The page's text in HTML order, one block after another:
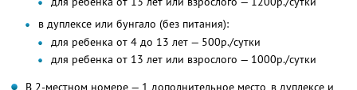
в дуплексе или бунгало (без питания):
для ребенка от 4 до 13 лет — 500р./сутки
для ребенка от 13 лет или взрослого — 1000р./сутки
В 2-местном номере — 1 дополнительное место, в дуплексе и